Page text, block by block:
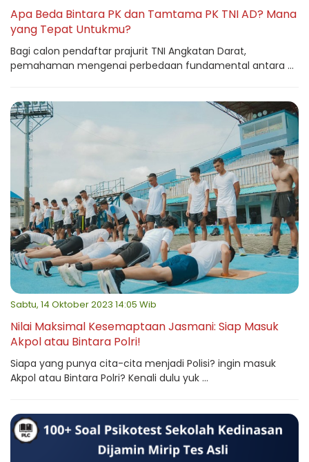
Apa Beda Bintara PK dan Tamtama PK TNI AD? Mana
yang Tepat Untukmu?
Bagi calon pendaftar prajurit TNI Angkatan Darat,
pemahaman mengenai perbedaan fundamental antara ...
Sabtu, 14 Oktober 2023 14:05 Wib
Nilai Maksimal Kesemaptaan Jasmani: Siap Masuk
Akpol atau Bintara Polri!
Siapa yang punya cita-cita menjadi Polisi? ingin masuk
Akpol atau Bintara Polri? Kenali dulu yuk ...